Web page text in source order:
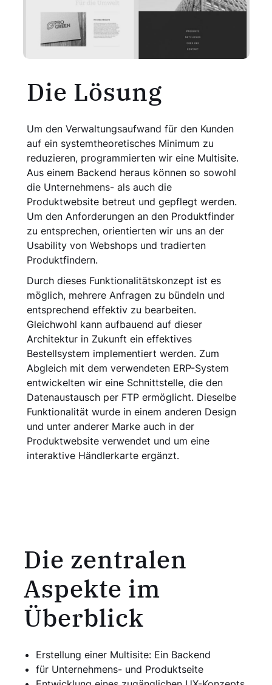
Die Lösung
Um den Verwaltungsaufwand für den Kunden
auf ein systemtheoretisches Minimum zu
reduzieren, programmierten wir eine Multisite.
Aus einem Backend heraus können so sowohl
die Unter­nehmens- als auch die
Produktwebsite betreut und gepflegt werden.
Um den Anforderungen an den Produktfinder
zu entsprechen, orientierten wir uns an der
Usability von Webshops und tradierten
Produktfindern.
Durch dieses Funktionalitätskonzept ist es
möglich, mehrere Anfragen zu bündeln und
entsprechend effektiv zu bearbeiten.
Gleichwohl kann aufbauend auf dieser
Architektur in Zukunft ein effektives
Bestellsystem implementiert werden. Zum
Abgleich mit dem verwendeten ERP-System
entwickelten wir eine Schnittstelle, die den
Datenaustausch per FTP ermöglicht. Dieselbe
Funktionalität wurde in einem anderen Design
und unter anderer Marke auch in der
Produktwebsite verwendet und um eine
interaktive Händlerkarte ergänzt.
Die zentralen
Aspekte im
Überblick
Erstellung einer Multisite: Ein Backend
für Unter­nehmens- und Produktseite